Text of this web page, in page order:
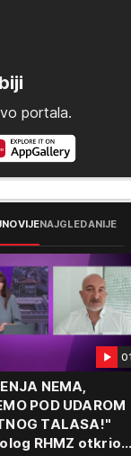
portala.
NAJGLEDANIJE
NEMA,
POD UDAROM
TALASA!"
RHMZ otkrio